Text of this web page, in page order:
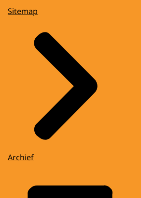
Sitemap
Archief